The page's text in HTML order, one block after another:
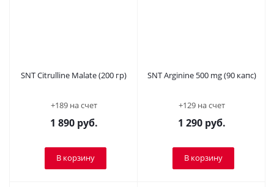
SNT Citrulline Malate (200 гр)
+189 на счет
1 890руб.
В корзину
SNT Arginine 500 mg (90 капс)
+129 на счет
1 290руб.
В корзину